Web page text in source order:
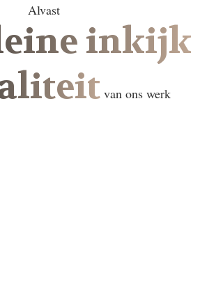
Alvast
inkijk
van ons werk